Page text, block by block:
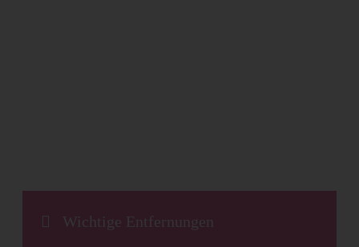
Wichtige Entfernungen